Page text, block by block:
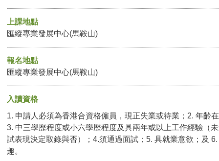
上課地點
匯縱專業發展中心(馬鞍山)
報名地點
匯縱專業發展中心(馬鞍山)
入讀資格
1. 申請人必須為香港合資格僱員，現正失業或待業；2. 年齡
3. 中三學歷程度或小六學歷程度及具兩年或以上工作經驗（
試表現決定取錄與否）；4.須通過面試；5. 具就業意欲；及
趣。